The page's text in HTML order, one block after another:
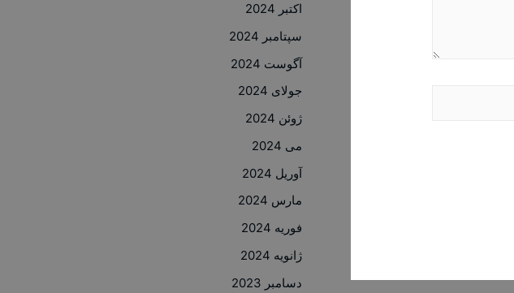
اکتبر 2024
سپتامبر 2024
آگوست 2024
جولای 2024
ژوئن 2024
می 2024
آوریل 2024
مارس 2024
فوریه 2024
ژانویه 2024
دسامبر 2023